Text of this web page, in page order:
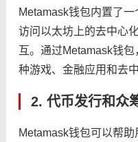
Metamask钱包内置了
访问以太坊上的去中心
互。通过Metamask钱
种游戏、金融应用和去
2. 代币发行和众
Metamask钱包可以帮